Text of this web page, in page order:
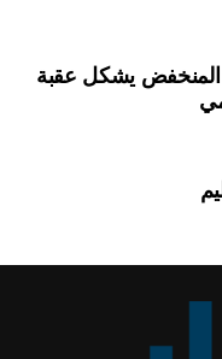
المنخفض يشكل عقبة